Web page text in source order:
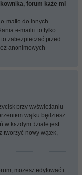
forum każe mi
maile do innych
e-maili i to tylko
to zabezpieczać przed
anonimowych
przy wyświetlaniu
wątku będziesz
w każdym dziale jest
tworzyć nowy wątek,
możesz edytować i